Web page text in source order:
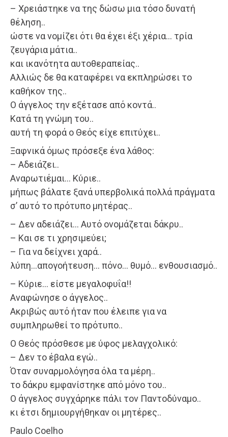
– Χρειάστηκε να της δώσω μια τόσο δυνατή
θέληση..
ώστε να νομίζει ότι θα έχει έξι χέρια… τρία
ζευγάρια μάτια..
και ικανότητα αυτοθεραπείας..
Αλλιώς δε θα καταφέρει να εκπληρώσει το
καθήκον της..
Ο άγγελος την εξέτασε από κοντά..
Κατά τη γνώμη του..
αυτή τη φορά ο Θεός είχε επιτύχει..
Ξαφνικά όμως πρόσεξε ένα λάθος:
– Αδειάζει..
Αναρωτιέμαι… Κύριε..
μήπως βάλατε ξανά υπερβολικά πολλά πράγματα
σ’ αυτό το πρότυπο μητέρας..
– Δεν αδειάζει… Αυτό ονομάζεται δάκρυ..
– Και σε τι χρησιμεύει;
– Για να δείχνει χαρά..
λύπη…απογοήτευση… πόνο… θυμό… ενθουσιασμό..
– Κύριε… είστε μεγαλοφυΐα!!
Αναφώνησε ο άγγελος..
Ακριβώς αυτό ήταν που έλειπε για να
συμπληρωθεί το πρότυπο..
Ο Θεός πρόσθεσε με ύφος μελαγχολικό:
– Δεν το έβαλα εγώ..
Όταν συναρμολόγησα όλα τα μέρη..
το δάκρυ εμφανίστηκε από μόνο του..
Ο άγγελος συγχάρηκε πάλι τον Παντοδύναμο..
κι έτσι δημιουργήθηκαν οι μητέρες..
Paulo Coelho